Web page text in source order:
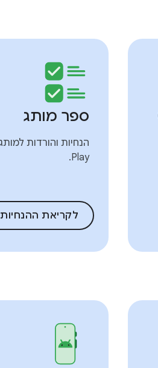
ספר מותג
Play.
לקריאת ההנחיות